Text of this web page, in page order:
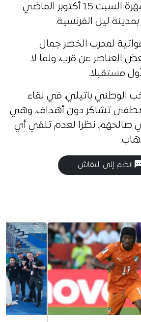
الكولومبي وديا، سهرة السبت 15 أكتوبر الماضي
ليل الفرنسية.
لمدرب الخضر جمال
العناصر عن قرب، ولما لا
مستقبلا.
الوطني باتيلي، في لقاء
تشاكر دون أهداف، وهي
صالحهم، نظرا لعدم تلقي أي
انضم إلى النقاش